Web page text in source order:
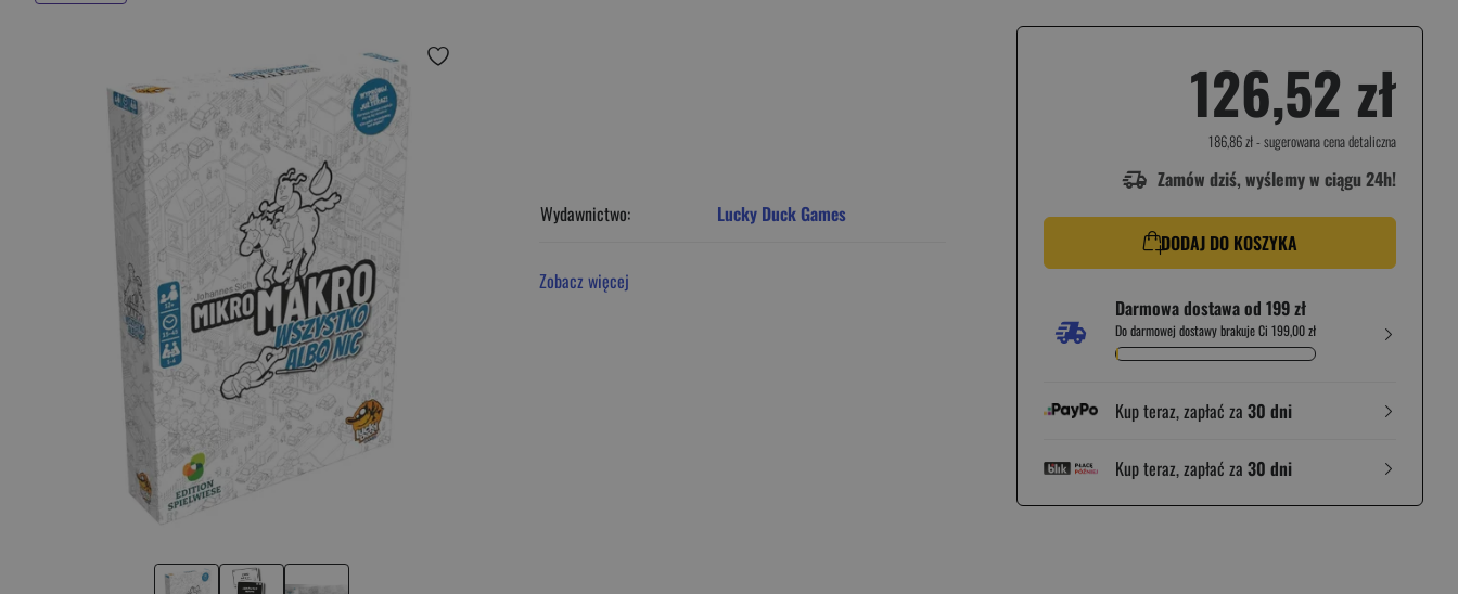
126,52 zł
186,86 zł- sugerowana cena detaliczna
Zamów dziś, wyślemy w ciągu 24h!
DODAJ DO KOSZYKA
Darmowa dostawa od 199 zł
Do darmowej dostawy brakuje Ci 199,00 zł
Kup teraz, zapłać za 30 dni
Kup teraz, zapłać za 30 dni
Wydawnictwo: Lucky Duck Games
Zobacz więcej